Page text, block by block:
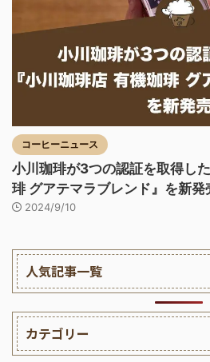
コーヒーニュース
小川珈琲が3つの認証を取得し
琲 グアテマラブレンド』を新発
2024/9/10
人気記事一覧
カテゴリー